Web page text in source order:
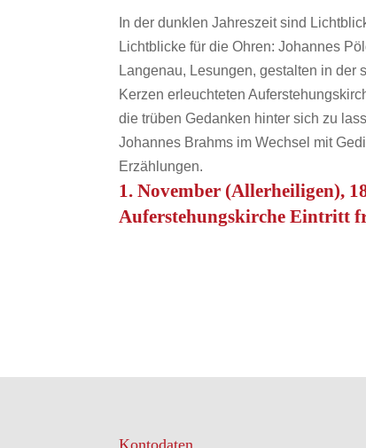
In der dunklen Jahreszeit sind
Lichtblicke für die Ohren: Johannes
Langenau, Lesungen, gestalten in der
Kerzen erleuchteten
die trüben Gedanken hinter sich zu
Johannes Brahms im Wechsel mit
Erzählungen.
1. November (Allerheiligen),
Auferstehungskirche Eintritt